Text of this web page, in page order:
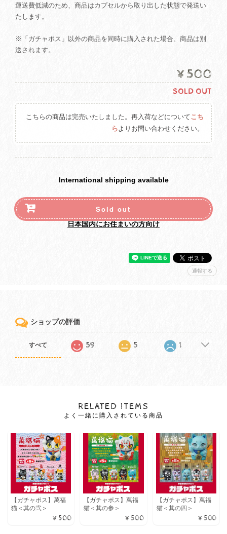
運送費低減のため、商品はカプセルから取り出した状態で発送い
たします。
※「ガチャポス」以外の商品を同時に購入された場合、商品は別
送されます。
¥500
SOLD OUT
こちらの商品は完売いたしました。再入荷などについてこち
らよりお問い合わせください。
International shipping available
Sold out
日本国内にお住まいの方向け
通報する
ショップの評価
すべて 59 5 1
RELATED ITEMS
よく一緒に購入されている商品
【ガチャポス】萬福
猫＜其の弐＞
¥500
【ガチャポス】萬福
猫＜其の参＞
¥500
【ガチャポス】萬福
猫＜其の四＞
¥500